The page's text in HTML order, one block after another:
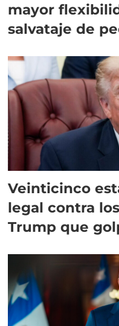
mayor
salvataje de
Veinticinco
legal contra
Trump que